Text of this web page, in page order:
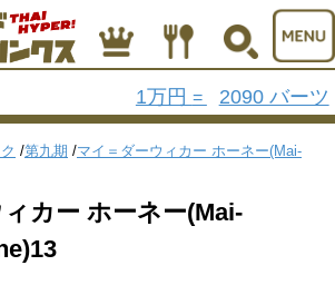
1万円 = 2090 バーツ
/第九期 /マイ＝ダーウィカー ホーネー(Mai-
カー ホーネー(Mai-